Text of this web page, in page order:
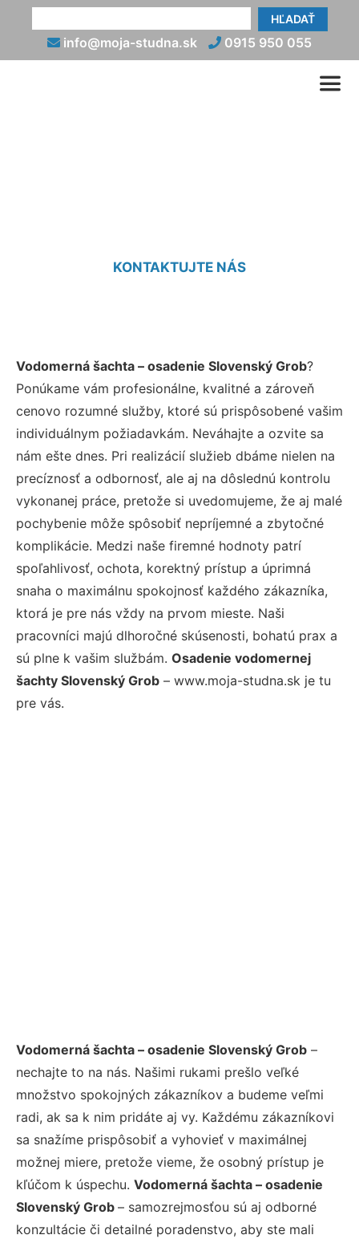
HĽADAŤ
info@moja-studna.sk 0915 950 055
KONTAKTUJTE NÁS
Vodomerná šachta – osadenie Slovenský Grob?
Ponúkame vám profesionálne, kvalitné a zároveň
cenovo rozumné služby, ktoré sú prispôsobené vašim
individuálnym požiadavkám. Neváhajte a ozvite sa
nám ešte dnes. Pri realizácií služieb dbáme nielen na
precíznosť a odbornosť, ale aj na dôslednú kontrolu
vykonanej práce, pretože si uvedomujeme, že aj malé
pochybenie môže spôsobiť nepríjemné a zbytočné
komplikácie. Medzi naše firemné hodnoty patrí
spoľahlivosť, ochota, korektný prístup a úprimná
snaha o maximálnu spokojnosť každého zákazníka,
ktorá je pre nás vždy na prvom mieste. Naši
pracovníci majú dlhoročné skúsenosti, bohatú prax a
sú plne k vašim službám. Osadenie vodomernej
šachty Slovenský Grob – www.moja-studna.sk je tu
pre vás.
Vodomerná šachta – osadenie Slovenský Grob –
nechajte to na nás. Našimi rukami prešlo veľké
množstvo spokojných zákazníkov a budeme veľmi
radi, ak sa k nim pridáte aj vy. Každému zákazníkovi
sa snažíme prispôsobiť a vyhovieť v maximálnej
možnej miere, pretože vieme, že osobný prístup je
kľúčom k úspechu. Vodomerná šachta – osadenie
Slovenský Grob – samozrejmosťou sú aj odborné
konzultácie či detailné poradenstvo, aby ste mali